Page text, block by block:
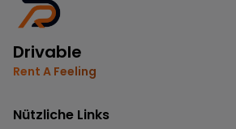
Drivable
Rent A Feeling
Nützliche Links